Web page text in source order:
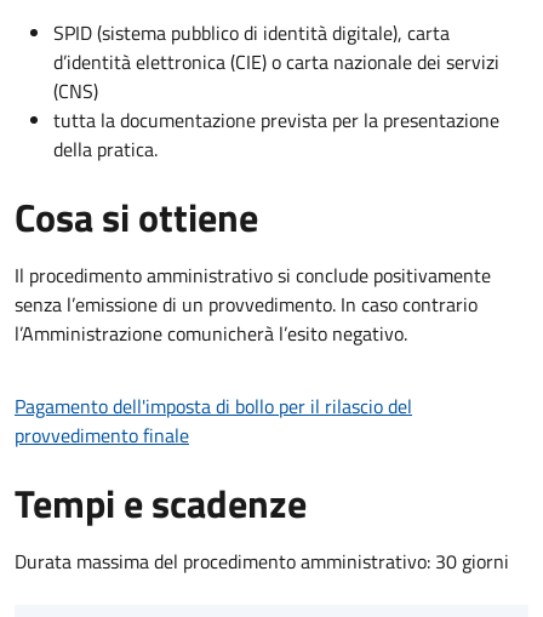
SPID (sistema pubblico di identità digitale), carta
d’identità elettronica (CIE) o carta nazionale dei servizi
(CNS)
tutta la documentazione prevista per la presentazione
della pratica.
Cosa si ottiene
Il procedimento amministrativo si conclude positivamente
senza l’emissione di un provvedimento. In caso contrario
l’Amministrazione comunicherà l’esito negativo.
Pagamento dell'imposta di bollo per il rilascio del
provvedimento finale
Tempi e scadenze
Durata massima del procedimento amministrativo: 30 giorni